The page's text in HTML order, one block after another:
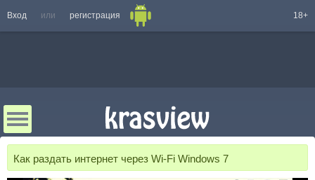
Вход или регистрация 18+
Как раздать интернет через Wi-Fi Windows 7